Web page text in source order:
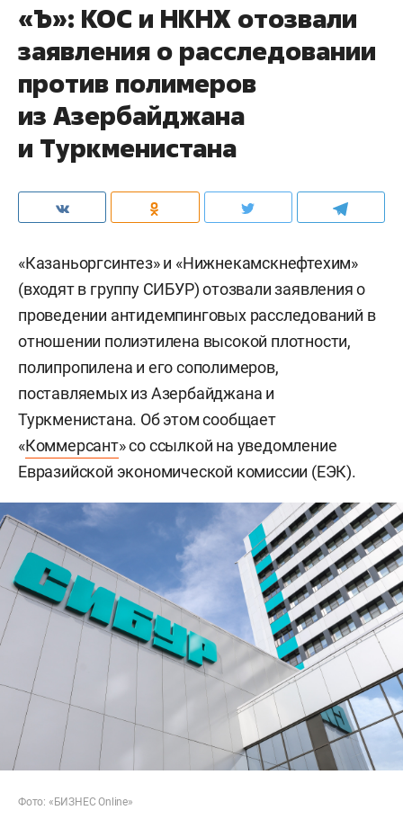
«Ъ»: КОС и НКНХ отозвали
заявления о расследовании
против полимеров
из Азербайджана
и Туркменистана
«Казаньоргсинтез» и «Нижнекамскнефтехим»
(входят в группу СИБУР) отозвали заявления о
проведении антидемпинговых расследований в
отношении полиэтилена высокой плотности,
полипропилена и его сополимеров,
поставляемых из Азербайджана и
Туркменистана. Об этом сообщает
«Коммерсант» со ссылкой на уведомление
Евразийской экономической комиссии (ЕЭК).
Фото: «БИЗНЕС Online»